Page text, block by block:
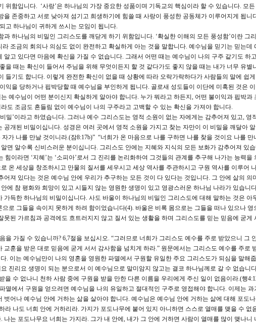
위함입니다. ‘사랑’은 하나님의 가장 중요한 성품이며 기독교의 핵심이라 할 수 있습니다. 모
을 존중하고 서로 낮아져 섬기고 희생하기에 힘쓸 때 사랑이 풍성한 공동체가 이루어지게 됩니
고 하나님이 귀하게 쓰시는 모임이 됩니다.
과 하나님의 비밀인 그리스도를 깨닫게 하기 위함입니다. ‘확실한 이해의 모든 풍성함’이란 그
조금의 회의나 의심도 없이 완전하고 확실하게 아는 것을 말합니다. 예수님을 믿기는 믿는데
알고 있다면 마음에 확신을 가질 수 없습니다. 그래서 어떤 때는 예수님이 나의 구주 같기도 하
을 때는 확신이 들어서 주님을 위해 무엇이든지 할 것 같다가도 좋지 않을 때는 내가 너무 유별
들기도 합니다. 이렇게 완전한 확신이 없을 때 상황에 따라 오락가락하다가 사람들의 말에 쉽게
익을 당하거나 핍박당할 때 예수님을 부인하게 됩니다. 골로새 성도들이 이단에 미혹된 것은 이
예수님이 어떤 분이신지 확실하게 알아야 합니다. 누가 뭐라고 하든지, 어떤 불이익과 핍박과
도 조금도 흔들림 없이 예수님이 나의 구주라고 고백할 수 있는 확신을 가져야 합니다.
밀’이라고 하였습니다. 그러나 예수 그리스도는 영적 소원이 없는 자에게는 감추어져 있고, 영
공개된 비밀이십니다. 성경은 여러 곳에서 영적 소원을 가지고 찾는 자만이 이 비밀을 깨달아
가 나를 만날 것이니라.(잠8:17b)” “너희가 온 마음으로 나를 구하면 나를 찾을 것이요 나를 만
면 알수록 신비스러운 분이십니다. 그리스도 안에는 지혜와 지식의 모든 보화가 감추어져 있습
힘이라면 ‘지혜’는 ‘소피아’로서 그 진리를 논리화하여 그것들의 관계를 추구해 나가는 능력을
온 세상을 창조하시고 만물의 질서를 세우시고 세상 역사를 주관하시고 구원 역사를 이루어
어져 있다는 것은 예수님 안에 우리가 추구하는 모든 것이 다 있다는 것입니다. 그 안에 삶의 의
에 참 평화와 희망이 있고 시들지 않는 영원한 생명이 있고 영광스러운 하나님 나라가 있습니
가득한 하나님의 비밀이십니다. 사도 바울이 하나님의 비밀인 그리스도에 대해 말하는 것은 아
로 그들을 속이지 못하게 하려 함이었습니다(4). 바울은 비록 몸으로는 그들을 떠나 있으나 영
못된 가르침과 공격에도 흐트러지지 않고 질서 있는 생활을 하며 그리스도를 믿는 믿음에 굳게
을 가질 수 있습니까? 6,7절을 보십시오. “그러므로 너희가 그리스도 예수를 주로 받았으니 그
교훈을 받은 대로 믿음에 굳게 서서 감사함을 넘치게 하라.” 원문에서는 그리스도 예수를 주로
. 이는 예수님만이 나의 영혼을 영원한 파멸에서 구원할 유일한 주요 그리스도가 되심을 말해
진리요 생명이 되는 분으로서 이 예수님으로 말미암지 않고는 결코 하나님께로 갈 수 없습니
을 수 없나니 천하 사람 중에 구원을 받을 만한 다른 이름을 우리에게 주신 일이 없음이라.(행
멸에서 구원을 얻으려면 예수님을 나의 유일하고 절대적인 구주로 영접해야 합니다. 이제는 과
벗어나 예수님 안에 거하는 삶을 살아야 합니다. 예수님은 예수님 안에 거하는 삶에 대해 포도
라 나도 너희 안에 거하리라. 가지가 포도나무에 붙어 있지 아니하면 스스로 열매를 맺을 수 없
나는 포도나무요 너희는 가지라. 그가 내 안에, 내가 그 안에 거하면 사람이 열매를 많이 맺나니